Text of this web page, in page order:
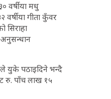
वर्षीया मधु
गीता कुँवर
सिराहा
अनुसन्धान
युके पठाइदिने भन्दै
रु. पाँच लाख १५